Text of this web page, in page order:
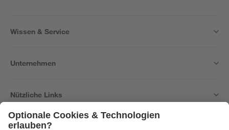
Wissen & Service
Unternehmen
Nützliche Links